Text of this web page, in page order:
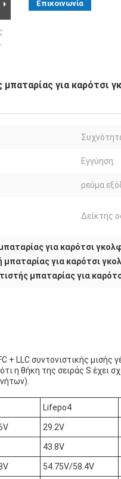
Επικοινωνία
για καρότσι
Εγγύηση:
ρεύμα
Δείκτης
για καρότσι
μπαταρίας για καρότσι
μπαταρίας για
+ LLC συντονιστικής μισής
η θήκη της σειράς S έχει
Lifepo4
29.2V
43.8V
54.75V/58.4V